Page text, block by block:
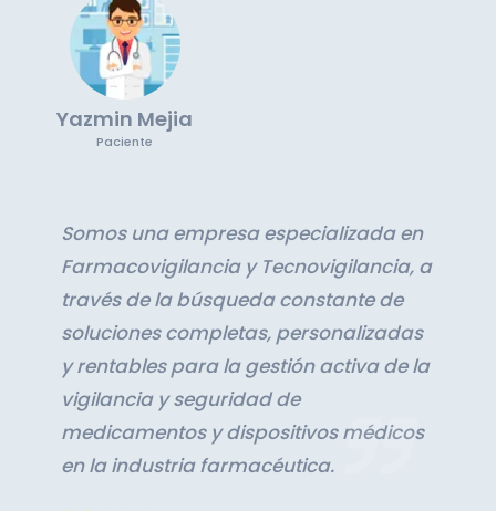
Yazmin Mejia
Paciente
Somos una empresa especializada en
Farmacovigilancia y Tecnovigilancia, a
través de la búsqueda constante de
soluciones completas, personalizadas
y rentables para la gestión activa de la
vigilancia y seguridad de
medicamentos y dispositivos médicos
en la industria farmacéutica.